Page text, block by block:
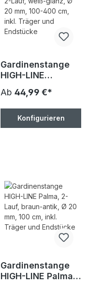
Gardinenstange
HIGH-LINE
weiß-glanz, Ø 20
mm, 100-400 cm,
inkl. Träger und
Endstücke
Ab 44,99 €*
Konfigurieren
Gardinenstange
HIGH-LINE Palma,